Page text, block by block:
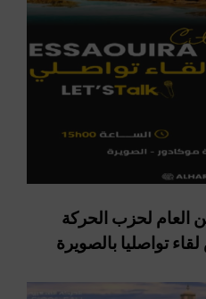
العام لحزب الحركة
تواصليا بالصويرة